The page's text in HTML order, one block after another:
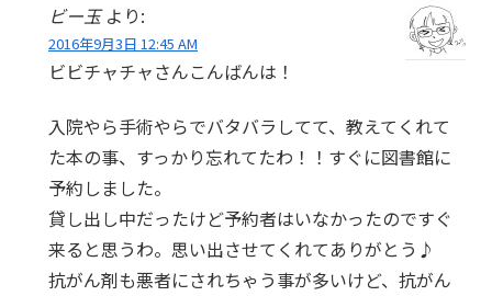
ビー玉 より:
2016年9月3日 12:45 AM
ビビチャチャさんこんばんは！
入院やら手術やらでバタバラしてて、教えてくれて
た本の事、すっかり忘れてたわ！！すぐに図書館に
予約しました。
貸し出し中だったけど予約者はいなかったのですぐ
来ると思うわ。思い出させてくれてありがとう♪
抗がん剤も悪者にされちゃう事が多いけど、抗がん